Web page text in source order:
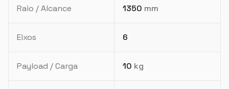
Raio / Alcance 1350 mm
Eixos 6
Payload / Carga 10 kg